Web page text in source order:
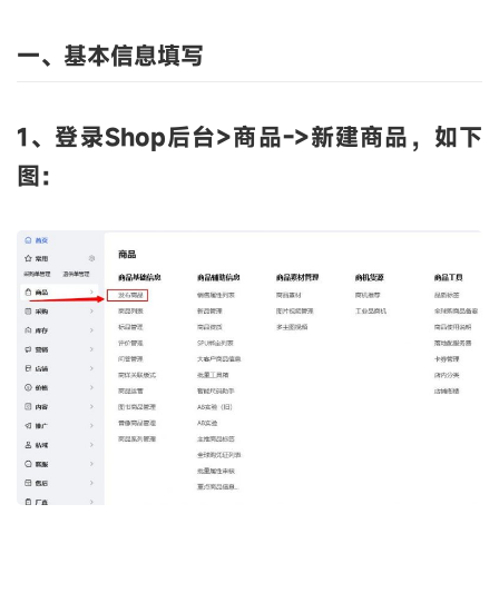
一、基本信息填写
1、登录Shop后台>商品->新建商品，如下
图：